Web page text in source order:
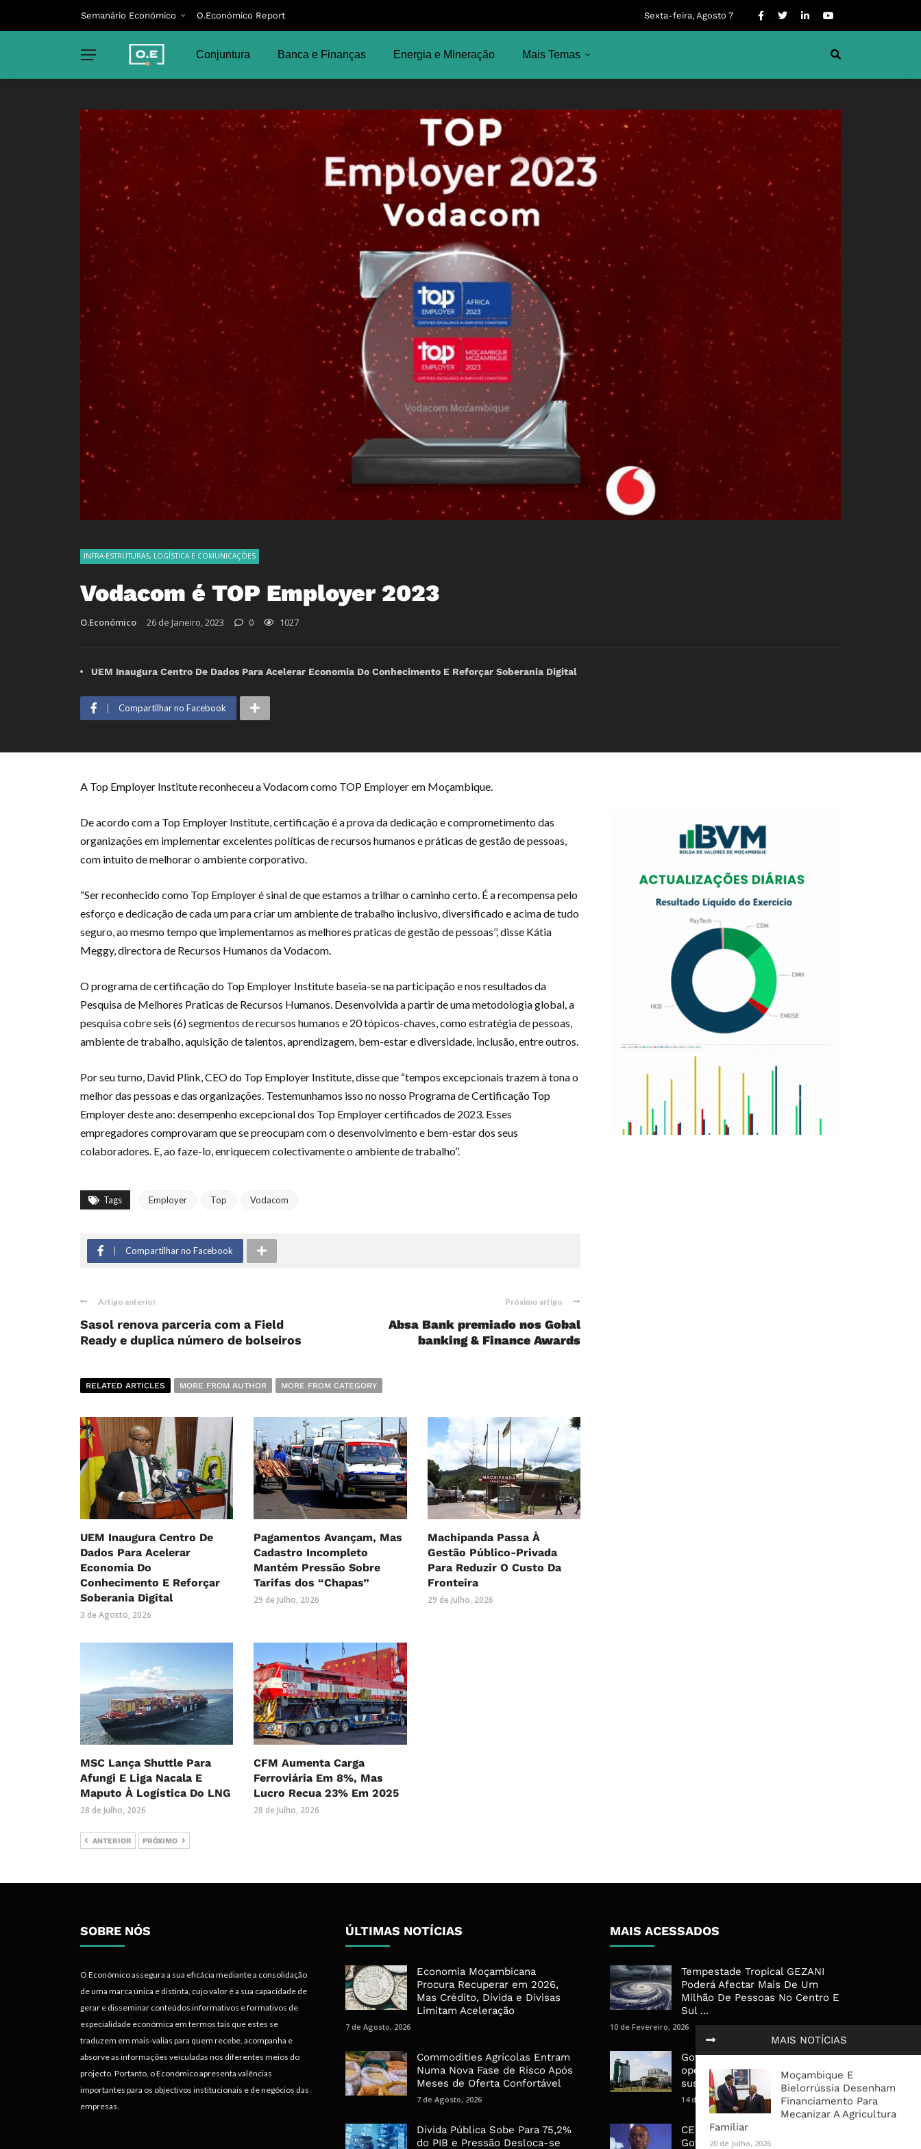
Semanário Económico O.Económico Report Sexta-feira, Agosto 7
Conjuntura Banca e Finanças Energia e Mineração Mais Temas
INFRA-ESTRUTURAS, LOGÍSTICA E COMUNICAÇÕES
Vodacom é TOP Employer 2023
O.Económico 26 de Janeiro, 2023 0 1027
UEM Inaugura Centro De Dados Para Acelerar Economia Do Conhecimento E Reforçar Soberania Digital
Compartilhar no Facebook
A Top Employer Institute reconheceu a Vodacom como TOP Employer em Moçambique.
De acordo com a Top Employer Institute, certificação é a prova da dedicação e comprometimento das
organizações em implementar excelentes políticas de recursos humanos e práticas de gestão de pessoas,
com intuito de melhorar o ambiente corporativo.
“Ser reconhecido como Top Employer é sinal de que estamos a trilhar o caminho certo. É a recompensa pelo
esforço e dedicação de cada um para criar um ambiente de trabalho inclusivo, diversificado e acima de tudo
seguro, ao mesmo tempo que implementamos as melhores praticas de gestão de pessoas’’, disse Kátia
Meggy, directora de Recursos Humanos da Vodacom.
O programa de certificação do Top Employer Institute baseia-se na participação e nos resultados da
Pesquisa de Melhores Praticas de Recursos Humanos. Desenvolvida a partir de uma metodologia global, a
pesquisa cobre seis (6) segmentos de recursos humanos e 20 tópicos-chaves, como estratégia de pessoas,
ambiente de trabalho, aquisição de talentos, aprendizagem, bem-estar e diversidade, inclusão, entre outros.
Por seu turno, David Plink, CEO do Top Employer Institute, disse que “tempos excepcionais trazem à tona o
melhor das pessoas e das organizações. Testemunhamos isso no nosso Programa de Certificação Top
Employer deste ano: desempenho excepcional dos Top Employer certificados de 2023. Esses
empregadores comprovaram que se preocupam com o desenvolvimento e bem-estar dos seus
colaboradores. E, ao faze-lo, enriquecem colectivamente o ambiente de trabalho’’.
Tags Employer Top Vodacom
Compartilhar no Facebook
Artigo anterior
Sasol renova parceria com a Field
Ready e duplica número de bolseiros
Próximo artigo
Absa Bank premiado nos Gobal
banking & Finance Awards
RELATED ARTICLES MORE FROM AUTHOR MORE FROM CATEGORY
UEM Inaugura Centro De
Dados Para Acelerar
Economia Do
Conhecimento E Reforçar
Soberania Digital
3 de Agosto, 2026
Pagamentos Avançam, Mas
Cadastro Incompleto
Mantém Pressão Sobre
Tarifas dos “Chapas”
29 de Julho, 2026
Machipanda Passa À
Gestão Público-Privada
Para Reduzir O Custo Da
Fronteira
29 de Julho, 2026
MSC Lança Shuttle Para
Afungi E Liga Nacala E
Maputo À Logística Do LNG
28 de Julho, 2026
CFM Aumenta Carga
Ferroviária Em 8%, Mas
Lucro Recua 23% Em 2025
28 de Julho, 2026
ANTERIOR PRÓXIMO
MAIS NOTÍCIAS
Moçambique E
Bielorrússia Desenham
Financiamento Para
Mecanizar A Agricultura
Familiar
20 de Julho, 2026
SOBRE NÓS
O Económico assegura a sua eficácia mediante a consolidação
de uma marca única e distinta, cujo valor é a sua capacidade de
gerar e disseminar conteúdos informativos e formativos de
especialidade económica em termos tais que estes se
traduzem em mais-valias para quem recebe, acompanha e
absorve as informações veiculadas nos diferentes meios do
projecto. Portanto, o Económico apresenta valências
importantes para os objectivos institucionais e de negócios das
empresas.
ÚLTIMAS NOTÍCIAS
Economia Moçambicana
Procura Recuperar em 2026,
Mas Crédito, Dívida e Divisas
Limitam Aceleração
7 de Agosto, 2026
Commodities Agrícolas Entram
Numa Nova Fase de Risco Após
Meses de Oferta Confortável
7 de Agosto, 2026
Dívida Pública Sobe Para 75,2%
do PIB e Pressão Desloca-se
MAIS ACESSADOS
Tempestade Tropical GEZANI
Poderá Afectar Mais De Um
Milhão De Pessoas No Centro E
Sul ...
10 de Fevereiro, 2026
Governo admite nova
operadora para a Mozal após
suspensão das operações
14 de Março, 2026
CEO do Standard Bank pede ao
Governo que “saia do caminho”